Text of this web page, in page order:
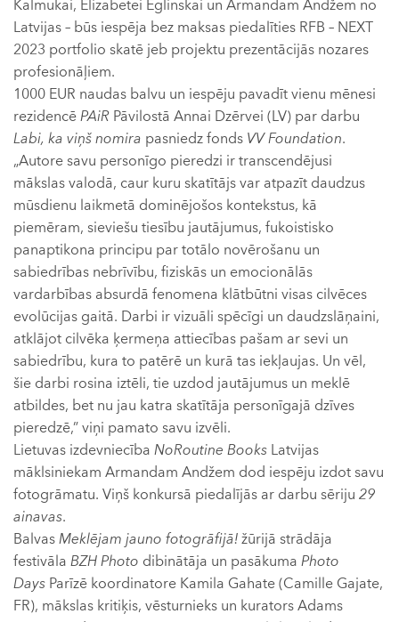
Kalmukai, Elizabetei Eglinskai un Armandam Andžem no
Latvijas – būs iespēja bez maksas piedalīties RFB – NEXT
2023 portfolio skatē jeb projektu prezentācijās nozares
profesionāļiem.
1000 EUR naudas balvu un iespēju pavadīt vienu mēnesi
rezidencēPAiR Pāvilostā Annai Dzērvei (LV) par darbu
Labi, ka viņš nomira pasniedz fonds VV Foundation.
„Autore savu personīgo pieredzi ir transcendējusi
mākslas valodā, caur kuru skatītājs var atpazīt daudzus
mūsdienu laikmetā dominējošos kontekstus, kā
piemēram, sieviešu tiesību jautājumus, fukoistisko
panaptikona principu par totālo novērošanu un
sabiedrības nebrīvību, fiziskās un emocionālās
vardarbības absurdā fenomena klātbūtni visas cilvēces
evolūcijas gaitā. Darbi ir vizuāli spēcīgi un daudzslāņaini,
atklājot cilvēka ķermeņa attiecības pašam ar sevi un
sabiedrību, kura to patērē un kurā tas iekļaujas. Un vēl,
šie darbi rosina iztēli, tie uzdod jautājumus un meklē
atbildes, bet nu jau katra skatītāja personīgajā dzīves
pieredzē,” viņi pamato savu izvēli.
Lietuvas izdevniecība NoRoutine Books Latvijas
māklsiniekam Armandam Andžem dod iespēju izdot savu
fotogrāmatu. Viņš konkursā piedalījās ar darbu sēriju 29
ainavas.
BalvasMeklējam jauno fotogrāfijā!žūrijā strādāja
festivāla BZH Photo dibinātāja un pasākuma Photo
Days Parīzē koordinatore Kamila Gahate (Camille Gajate,
FR), mākslas kritiķis, vēsturnieks un kurators Adams